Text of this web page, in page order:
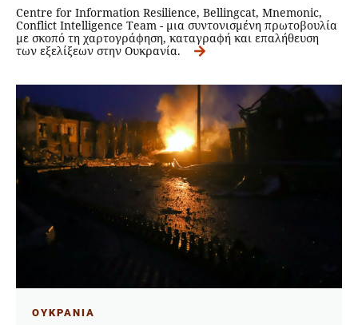
Centre for Information Resilience, Bellingcat, Mnemonic,
Conflict Intelligence Team - μια συντονισμένη πρωτοβουλία
με σκοπό τη χαρτογράφηση, καταγραφή και επαλήθευση
των εξελίξεων στην Ουκρανία.
ΟΥΚΡΑΝΙΑ